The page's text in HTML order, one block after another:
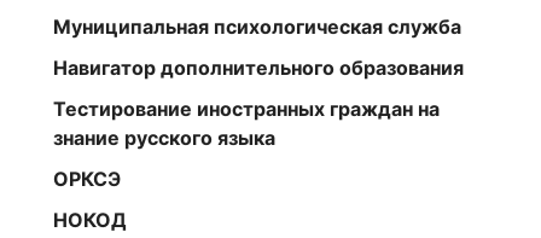
Муниципальная психологическая служба
Навигатор дополнительного образования
Тестирование иностранных граждан на
знание русского языка
ОРКСЭ
НОКОД